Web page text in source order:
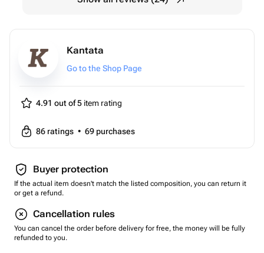
Kantata
Go to the Shop Page
4.91 out of 5 item rating
86 ratings • 69 purchases
Buyer protection
If the actual item doesn't match the listed composition, you can return it
or get a refund.
Cancellation rules
You can cancel the order before delivery for free, the money will be fully
refunded to you.